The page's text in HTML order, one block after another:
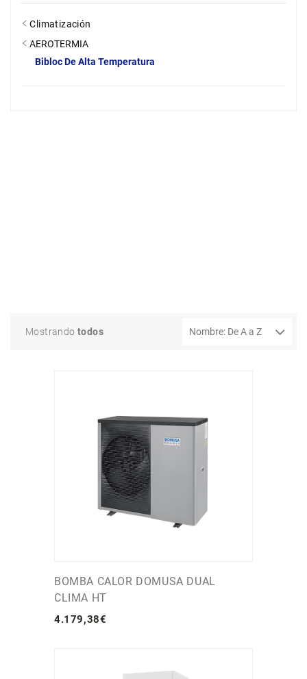
Mostrando todos
BOMBA CALOR DOMUSA DUAL
CLIMA HT
4.179,38€
Climatización
AEROTERMIA
Bibloc De Alta Temperatura